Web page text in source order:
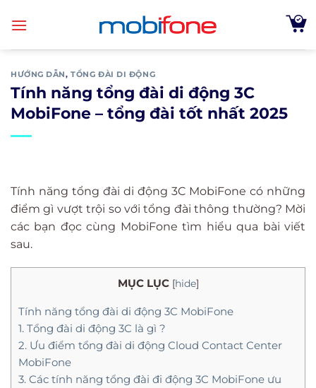
HƯỚNG DẪN,TỔNG ĐÀI DI ĐỘNG
Tính năng tổng đài di động 3C
MobiFone – tổng đài tốt nhất 2025
Tính năng tổng đài di động 3C MobiFone có những
điểm gì vượt trội so với tổng đài thông thường? Mời
các bạn đọc cùng MobiFone tìm hiểu qua bài viết
sau.
MỤC LỤC [hide]
Tính năng tổng đài di động 3C MobiFone
1. Tổng đài di động 3C là gì ?
2. Ưu điểm tổng đài di động Cloud Contact Center
MobiFone
3. Các tính năng tổng đài đi động 3C MobiFone ưu